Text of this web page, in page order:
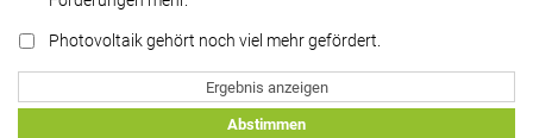
Photovoltaik gehört noch viel mehr gefördert.
Ergebnis anzeigen
Abstimmen